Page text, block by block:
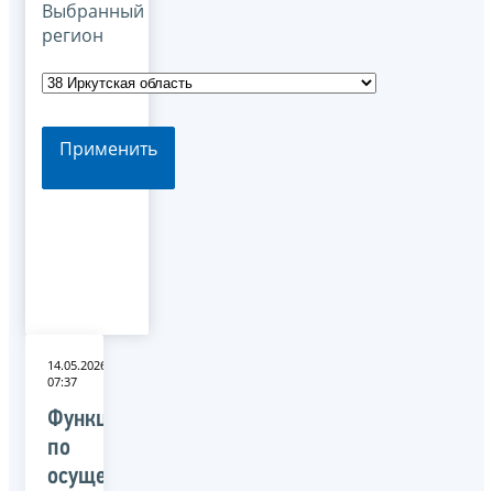
Выбранный
регион
Применить
14.05.2026
07:37
Функции
по
осуществлению